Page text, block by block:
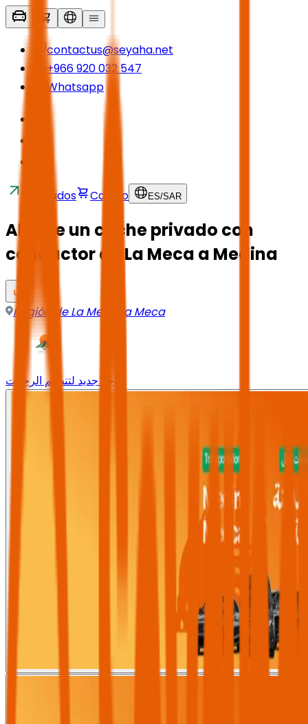
contactus@seyaha.net
+966 920 032 547
Whatsapp
Traslados Carrito ES/SAR
Alquile un coche privado con
conductor de La Meca a Medina
Región de La Meca La Meca
وجه جديد لتنظيم الرحلات